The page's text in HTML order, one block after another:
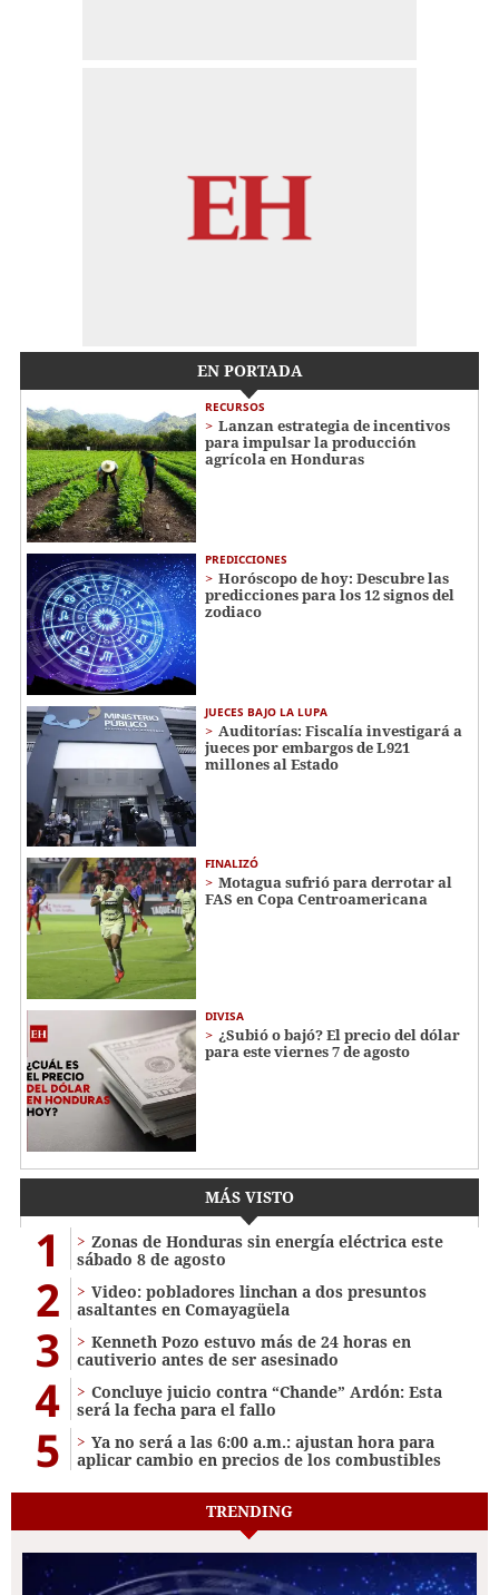
EN PORTADA
RECURSOS
Lanzan estrategia de incentivos
para impulsar la producción
agrícola en Honduras
PREDICCIONES
Horóscopo de hoy: Descubre las
predicciones para los 12 signos del
zodiaco
JUECES BAJO LA LUPA
Auditorías: Fiscalía investigará a
jueces por embargos de L921
millones al Estado
FINALIZÓ
Motagua sufrió para derrotar al
FAS en Copa Centroamericana
DIVISA
¿Subió o bajó? El precio del dólar
para este viernes 7 de agosto
MÁS VISTO
1
Zonas de Honduras sin energía eléctrica este
sábado 8 de agosto
2
Video: pobladores linchan a dos presuntos
asaltantes en Comayagüela
3
Kenneth Pozo estuvo más de 24 horas en
cautiverio antes de ser asesinado
4
Concluye juicio contra “Chande” Ardón: Esta
será la fecha para el fallo
5
Ya no será a las 6:00 a.m.: ajustan hora para
aplicar cambio en precios de los combustibles
TRENDING